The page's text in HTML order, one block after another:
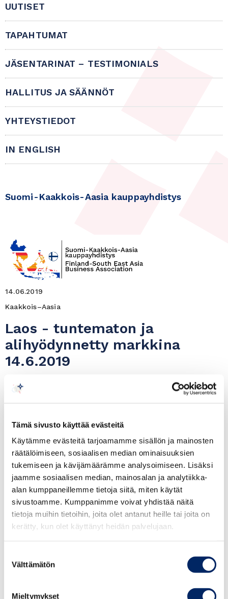
Tämä sivusto käyttää evästeitä
Käytämme evästeitä tarjoamamme sisällön ja mainosten
räätälöimiseen, sosiaalisen median ominaisuuksien
tukemiseen ja kävijämäärämme analysoimiseen. Lisäksi
jaamme sosiaalisen median, mainosalan ja analytiikka-
alan kumppaneillemme tietoja siitä, miten käytät
sivustoamme. Kumppanimme voivat yhdistää näitä
tietoja muihin tietoihin, joita olet antanut heille tai joita on
kerätty, kun olet käyttänyt heidän palvelujaan.
valinta
Välttämätön
Mieltymykset
UUTISET
TAPAHTUMAT
JÄSENTARINAT – TESTIMONIALS
HALLITUS JA SÄÄNNÖT
YHTEYSTIEDOT
IN ENGLISH
Suomi-Kaakkois-Aasia kauppayhdistys
14.06.2019
Kaakkois–Aasia
Laos - tuntematon ja
alihyödynnetty markkina
14.6.2019
Arvoisa jäsen,
Finland on kutsunut Laosin kauppakamarien
edustajat Helsinkiin kertomaan Laosin
tarjoamista liiketoimintamahdollisuuksista
suomalaisyrityksille.
Tervetuloa aamiaistilaisuuteen kuulemaan lisää
tästä ASEAN-alueen vähemmän tunnetusta ja
kilpaillusta markkinasta. Tilaisuus on tarkoitettu
Laosin markkinoista ja
kiinnostuneille sekä yrityksille, jotka haluavat